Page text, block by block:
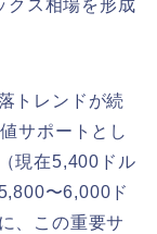
クス相場を形成
トレンドが続
サポートとし
現在5,400ドル
〜6,000ド
、この重要サ